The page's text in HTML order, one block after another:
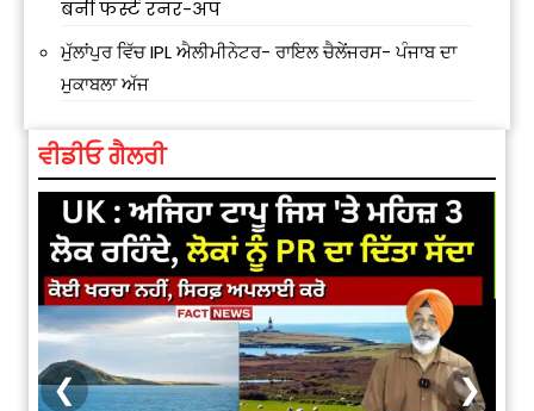
बनीं फर्स्ट रनर-अप
ਮੁੱਲਾਂਪੁਰ ਵਿੱਚ IPL ਐਲੀਮੀਨੇਟਰ- ਰਾਇਲ ਚੈਲੇਂਜਰਸ- ਪੰਜਾਬ ਦਾ
ਮੁਕਾਬਲਾ ਅੱਜ
ਵੀਡੀਓ ਗੈਲਰੀ
❮ ❯